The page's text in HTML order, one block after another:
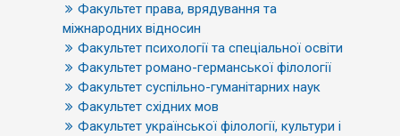
Факультет права, врядування та
міжнародних відносин
Факультет психології та спеціальної освіти
Факультет романо-германської філології
Факультет суспільно-гуманітарних наук
Факультет східних мов
Факультет української філології, культури і